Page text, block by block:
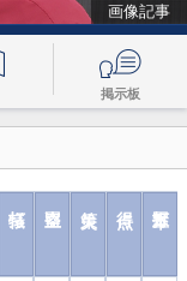
画像記事
掲示板